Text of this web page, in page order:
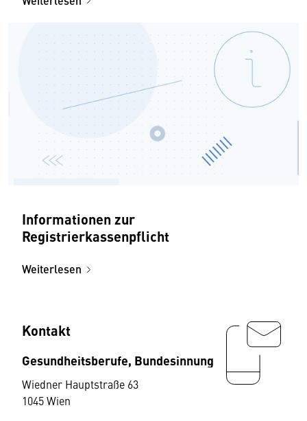
Informationen zur
Registrierkassenpflicht
Weiterlesen
Kontakt
Gesundheitsberufe, Bundesinnung
Wiedner Hauptstraße 63
1045 Wien